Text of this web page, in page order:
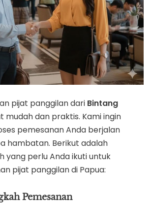
pijat panggilan dari Bintang
mudah dan praktis. Kami ingin
pemesanan Anda berjalan
hambatan. Berikut adalah
yang perlu Anda ikuti untuk
pijat panggilan di Papua:
Pemesanan